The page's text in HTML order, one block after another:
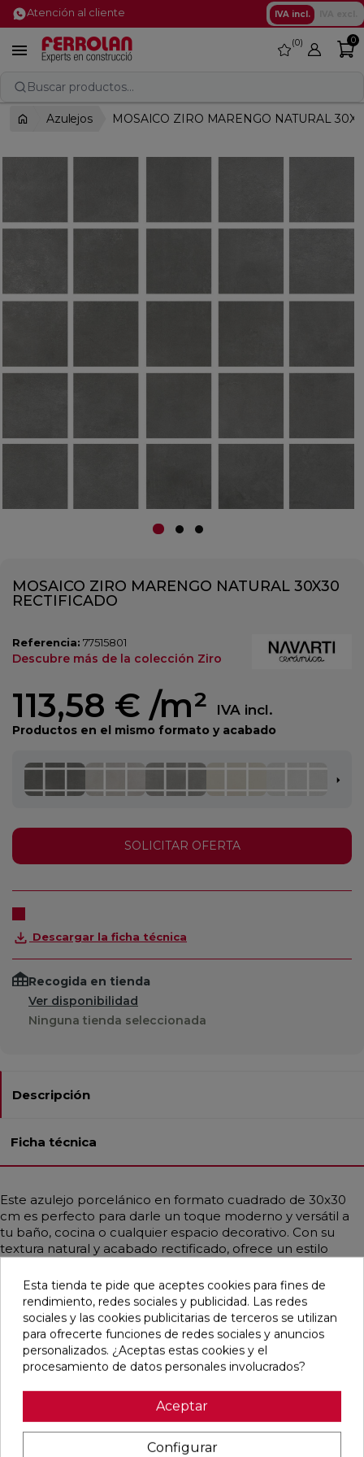
Atención al cliente IVA incl.
 favorite
0 0
Buscar productos...
Azulejos MOSAICO ZIRO MARENGO NATURAL
MOSAICO ZIRO MARENGO NATURAL 30X30
RECTIFICADO
Referencia: 77515801
Descubre más de la colección Ziro
113,58 € /m² IVA incl.
Productos en el mismo formato y acabado
SOLICITAR OFERTA
Descargar la ficha técnica
Recogida en tienda
Ver disponibilidad
Ninguna tienda seleccionada
Descripción
Ficha técnica
Este azulejo porcelánico en formato cuadrado de 30x30
cm es perfecto para darle un toque moderno y versátil a
tu baño, cocina o cualquier espacio decorativo. Con su
textura natural y acabado rectificado, ofrece un estilo
industriales como mediterráneos. Su diseño emula el
cemento en un elegante tono gris medio, aportando una
estética sofisticada y actual.
Pensamos que te puede interesar
favorite favorite favorite favorite
Esta tienda te pide que aceptes cookies para fines de
rendimiento, redes sociales y publicidad. Las redes
sociales y las cookies publicitarias de terceros se utilizan
para ofrecerte funciones de redes sociales y anuncios
personalizados. ¿Aceptas estas cookies y el
procesamiento de datos personales involucrados?
Aceptar
Configurar